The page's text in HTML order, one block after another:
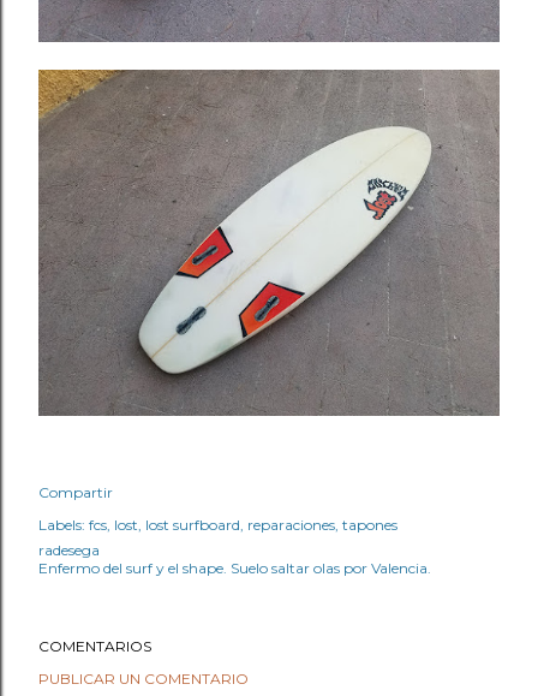
Compartir
Labels: fcs lost lost surfboard reparaciones tapones
radesega
Enfermo del surf y el shape. Suelo saltar olas por Valencia.
COMENTARIOS
PUBLICAR UN COMENTARIO